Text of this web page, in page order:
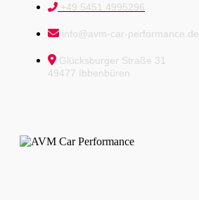
+49 5451 4995296
info@avm-car-performance.de
Glücksburger Straße 31
49477 Ibbenbüren